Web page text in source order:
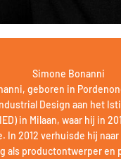
Simone Bonanni
geboren in
Design aan het
in Milaan, waar hij in
In 2012 verhuisde hij
als productontwerper en